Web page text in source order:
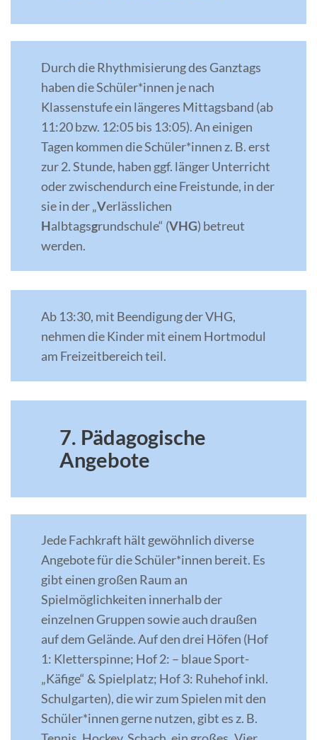
Durch die Rhythmisierung des Ganztags
haben die Schüler*innen je nach
Klassenstufe ein längeres Mittagsband (ab
11:20 bzw. 12:05 bis 13:05). An einigen
Tagen kommen die Schüler*innen z. B. erst
zur 2. Stunde, haben ggf. länger Unterricht
oder zwischendurch eine Freistunde, in der
sie in der „Verlässlichen
Halbtagsgrundschule“ (VHG) betreut
werden.
Ab 13:30, mit Beendigung der VHG,
nehmen die Kinder mit einem Hortmodul
am Freizeitbereich teil.
7. Pädagogische
Angebote
Jede Fachkraft hält gewöhnlich diverse
Angebote für die Schüler*innen bereit. Es
gibt einen großen Raum an
Spielmöglichkeiten innerhalb der
einzelnen Gruppen sowie auch draußen
auf dem Gelände. Auf den drei Höfen (Hof
1: Kletterspinne; Hof 2: – blaue Sport-
„Käfige“ & Spielplatz; Hof 3: Ruhehof inkl.
Schulgarten), die wir zum Spielen mit den
Schüler*innen gerne nutzen, gibt es z. B.